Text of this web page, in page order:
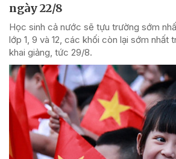
ngày 22/8
Học sinh cả nước sẽ tựu trường sớm
lớp 1, 9 và 12, các khối còn lại sớm nhất
khai giảng, tức 29/8.